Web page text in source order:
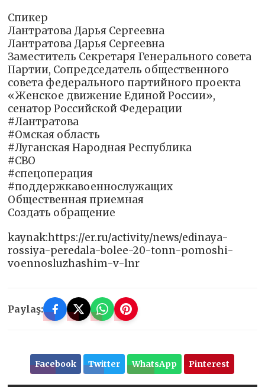
Спикер
Лантратова Дарья Сергеевна
Лантратова Дарья Сергеевна
Заместитель Секретаря Генерального совета
Партии, Сопредседатель общественного
совета федерального партийного проекта
«Женское движение Единой России»,
сенатор Российской Федерации
#Лантратова
#Омская область
#Луганская Народная Республика
#СВО
#спецоперация
#поддержкавоеннослужащих
Общественная приемная
Создать обращение
kaynak:https://er.ru/activity/news/edinaya-
rossiya-peredala-bolee-20-tonn-pomoshi-
voennosluzhashim-v-lnr
Paylaş:
Facebook Twitter WhatsApp Pinterest